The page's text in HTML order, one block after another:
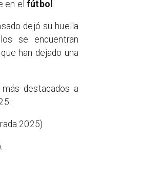
en elfútbol
dejó su huella
se encuentran
han dejado una
destacados a
2025)